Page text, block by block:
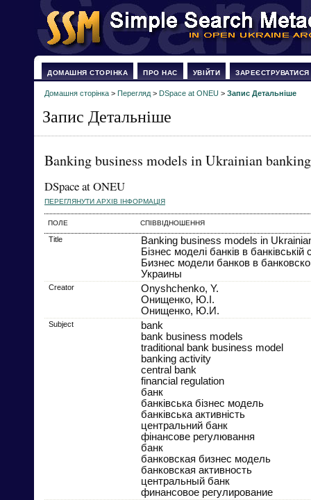
ДОМАШНЯ СТОРІНКА ПРО НАС УВІЙТИ ЗАРЕЄСТРУВАТИСЯ
Домашня сторінка > Перегляд > DSpace at ONEU > Запис Детальніше
Запис Детальніше
Banking business models in Ukrainian
DSpace at ONEU
ПЕРЕГЛЯНУТИ АРХІВ ІНФОРМАЦІЯ
ПОЛЕ СПІВВІДНОШЕННЯ
Title
Banking business models in
Бізнес моделі банків в банківській
Бизнес модели банков в
Украины
Creator
Onyshchenko, Y.
Онищенко, Ю.І.
Онищенко, Ю.И.
Subject
bank
bank business models
traditional bank business model
banking activity
central bank
financial regulation
банк
банківська бізнес модель
банківська активність
центральний банк
фінансове регулювання
банк
банковская бизнес модель
банковская активность
центральный банк
финансовое регулирование